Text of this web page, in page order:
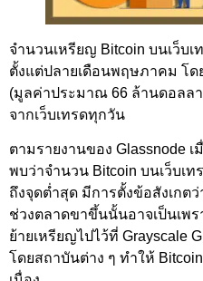
จำนวนเหรียญ Bitcoin บนเว็บเ
ตั้งแต่ปลายเดือนพฤษภาคม โด
(มูลค่าประมาณ 66 ล้านดอลล
จากเว็บเทรดทุกวัน
ตามรายงานของ Glassnode
พบว่าจำนวน Bitcoin บนเว็บเ
ถึงจุดต่ำสุด มีการตั้งข้อสังเกต
ช่วงตลาดขาขึ้นนั้นอาจเป็นเพ
ย้ายเหรียญไปไว้ที่ Grayscale
โดยสถาบันต่าง ๆ ทำให้